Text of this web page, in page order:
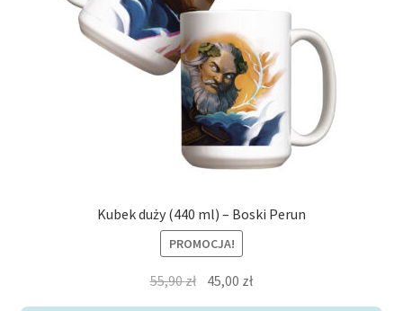
Kubek duży (440 ml) – Boski Perun
PROMOCJA!
55,90zł Pierwotna
45,00 złAktualna